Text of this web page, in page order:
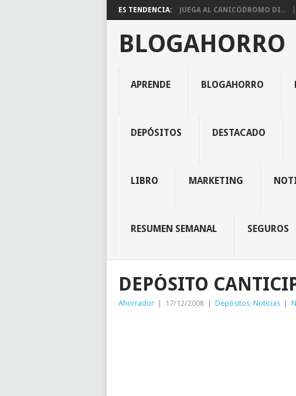
ES TENDENCIA: JUEGA AL CANICÓDROMO DI...
BLOGAHORRO
APRENDE BLOGAHORRO
DEPÓSITOS DESTACADO
LIBRO MARKETING
RESUMEN SEMANAL SEGUROS
DEPÓSITO
Ahorrador 17/12/2008 Depósitos, Noticias